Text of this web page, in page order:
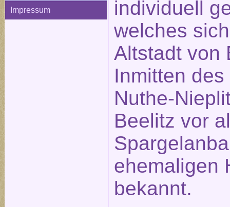
Impressum
individuell
welches
Altstadt von
Inmitten
Nuthe-
Beelitz vor
ehemaligen
bekannt.